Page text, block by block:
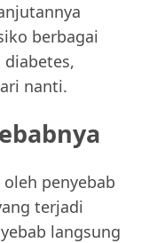
berbagai
diabetes,
nanti.
penyebab
terjadi
langsung